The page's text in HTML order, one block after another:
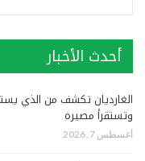
أحدث الأخبار
الغارديان تكشف من الذي
وتستقرأ مصيره
أغسطس 7, 2026